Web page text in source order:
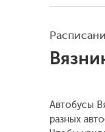
Автобусы
разных